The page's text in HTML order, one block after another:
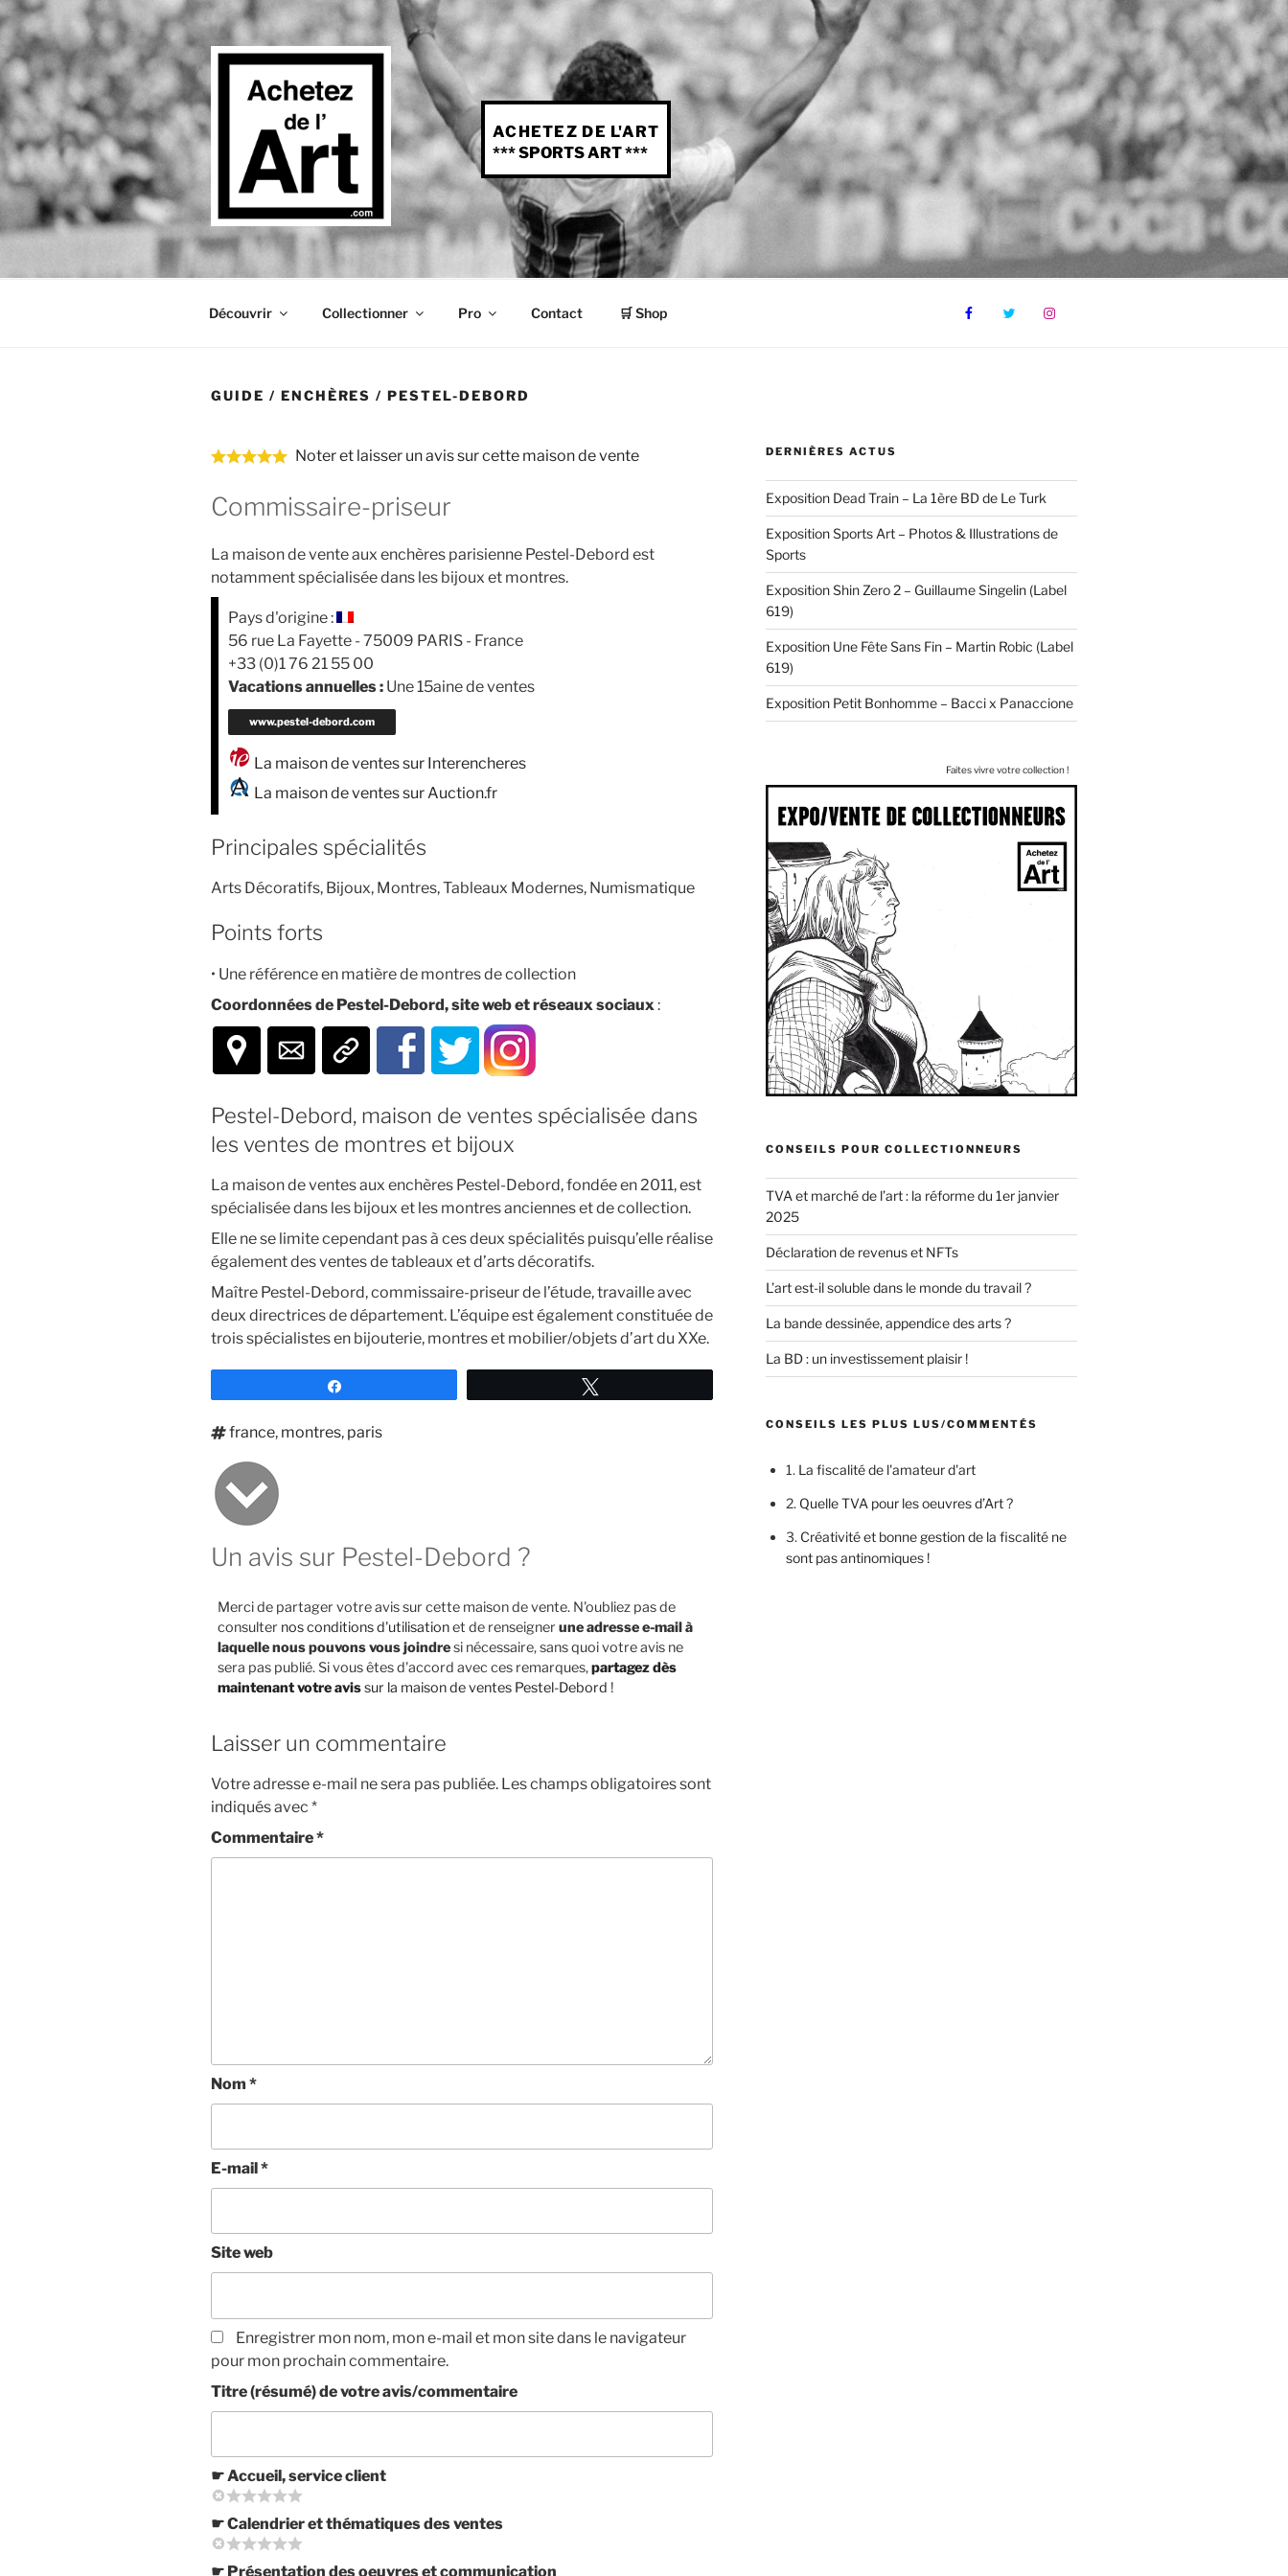
Aller
au
contenu
principal
ACHETEZ DE L'ART
*** SPORTS ART ***
Découvrir Collectionner Pro Contact 🛒 Shop
GUIDE / ENCHÈRES / PESTEL-DEBORD
Noter et laisser un avis sur cette maison de vente
Commissaire-priseur
La maison de vente aux enchères parisienne Pestel-Debord est
notamment spécialisée dans les bijoux et montres.
Pays d'origine :
56 rue La Fayette - 75009 PARIS - France
+33 (0)1 76 21 55 00
Vacations annuelles : Une 15aine de ventes
www.pestel-debord.com
La maison de ventes sur Interencheres
La maison de ventes sur Auction.fr
Principales spécialités
Arts Décoratifs, Bijoux, Montres, Tableaux Modernes, Numismatique
Points forts
• Une référence en matière de montres de collection
Coordonnées de Pestel-Debord, site web et réseaux sociaux :
Pestel-Debord, maison de ventes spécialisée dans
les ventes de montres et bijoux
La maison de ventes aux enchères Pestel-Debord, fondée en 2011, est
spécialisée dans les bijoux et les montres anciennes et de collection.
Elle ne se limite cependant pas à ces deux spécialités puisqu’elle réalise
également des ventes de tableaux et d’arts décoratifs.
Maître Pestel-Debord, commissaire-priseur de l’étude, travaille avec
deux directrices de département. L’équipe est également constituée de
trois spécialistes en bijouterie, montres et mobilier/objets d’art du XXe.
Étiquettes
france, montres, paris
Un avis sur Pestel-Debord ?
Merci de partager votre avis sur cette maison de vente. N'oubliez pas de
consulter nos conditions d'utilisationet de renseignerune adresse e-mail à
laquelle nous pouvons vous joindresi nécessaire, sans quoi votre avis ne
sera pas publié. Si vous êtes d'accord avec ces remarques,partagez dès
maintenant votre avissur la maison de ventes Pestel-Debord !
Laisser un commentaire
Votre adresse e-mail ne sera pas publiée. Les champs obligatoires sont
indiqués avec *
Commentaire*
Nom *
E-mail*
Site web
Enregistrer mon nom, mon e-mail et mon site dans le navigateur
pour mon prochain commentaire.
Titre (résumé) de votre avis/commentaire
☛ Accueil, service client
☛ Calendrier et thématiques des ventes
☛ Présentation des oeuvres et communication
DERNIÈRES ACTUS
Exposition Dead Train – La 1ère BD de Le Turk
Exposition Sports Art – Photos & Illustrations de
Sports
Exposition Shin Zero 2 – Guillaume Singelin (Label
619)
Exposition Une Fête Sans Fin – Martin Robic (Label
619)
Exposition Petit Bonhomme – Bacci x Panaccione
Faites vivre votre collection !
CONSEILS POUR COLLECTIONNEURS
TVA et marché de l’art : la réforme du 1er janvier
2025
Déclaration de revenus et NFTs
L’art est-il soluble dans le monde du travail ?
La bande dessinée, appendice des arts ?
La BD : un investissement plaisir !
CONSEILS LES PLUS LUS/COMMENTÉS
1. La fiscalité de l'amateur d'art
2. Quelle TVA pour les oeuvres d’Art ?
3. Créativité et bonne gestion de la fiscalité ne
sont pas antinomiques !